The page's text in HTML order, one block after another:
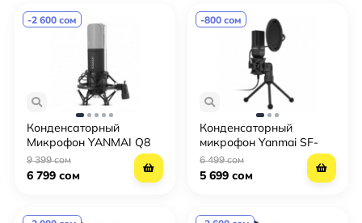
-2 600 сом
Конденсаторный
Микрофон YANMAI Q8
9 399 сом
6 799 сом
-800 сом
Конденсаторный
микрофон Yanmai SF-
777
6 499 сом
5 699 сом